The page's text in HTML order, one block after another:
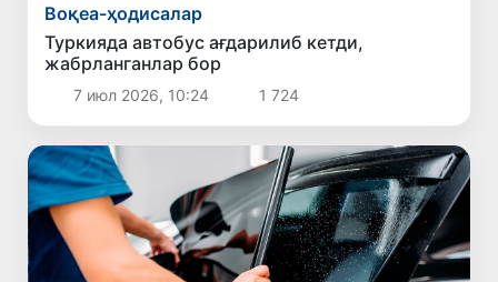
Воқеа-ҳодисалар
Туркияда автобус ағдарилиб кетди,
жабрланганлар бор
7 июл 2026, 10:24 1 724